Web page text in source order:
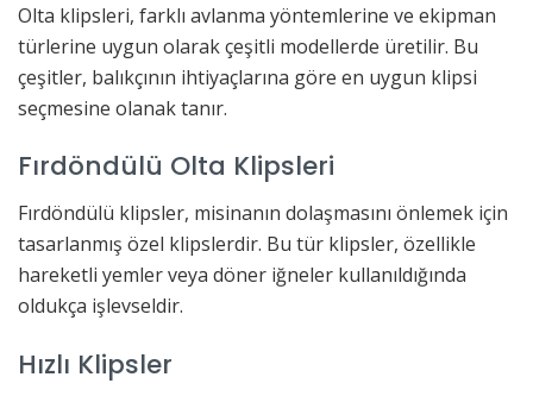
Olta klipsleri, farklı avlanma yöntemlerine ve ekipman
türlerine uygun olarak çeşitli modellerde üretilir. Bu
çeşitler, balıkçının ihtiyaçlarına göre en uygun klipsi
seçmesine olanak tanır.
Fırdöndülü Olta Klipsleri
Fırdöndülü klipsler, misinanın dolaşmasını önlemek için
tasarlanmış özel klipslerdir. Bu tür klipsler, özellikle
hareketli yemler veya döner iğneler kullanıldığında
oldukça işlevseldir.
Hızlı Klipsler